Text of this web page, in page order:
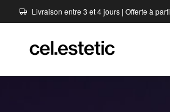
Livraison entre 3 et 4 jours | Offerte à